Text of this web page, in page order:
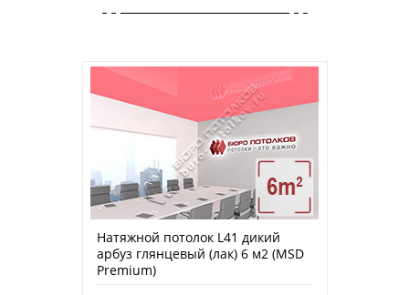
Натяжной потолок L41 дикий
арбуз глянцевый (лак) 6 м2 (MSD
Premium)